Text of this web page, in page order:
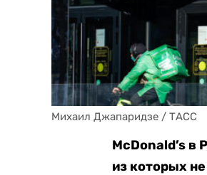
Михаил Джапаридзе / ТАСС
McDonald’s в
из которых